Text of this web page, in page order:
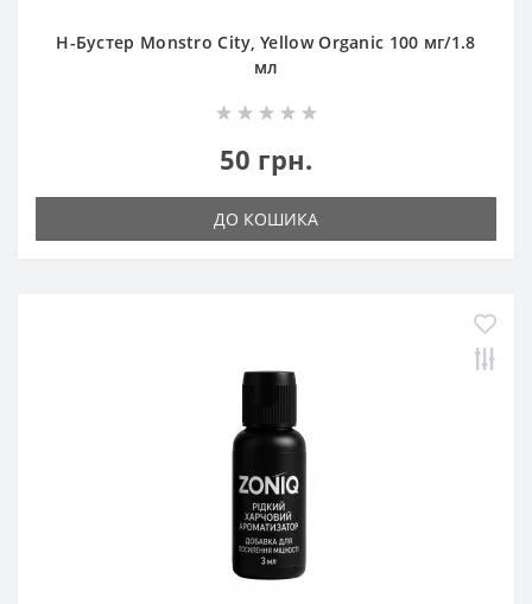
Н-Бустер Monstro City, Yellow Organic 100 мг/1.8
мл
50 грн.
ДО КОШИКА